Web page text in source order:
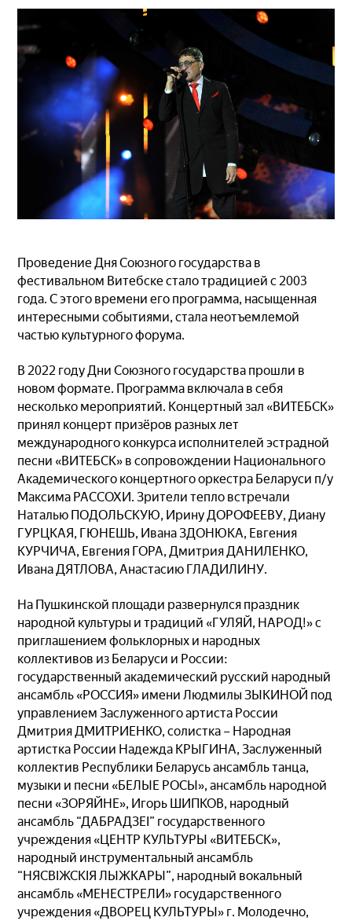
Проведение Дня Союзного государства в
фестивальном Витебске стало традицией с 2003
года. С этого времени его программа, насыщенная
интересными событиями, стала неотъемлемой
частью культурного форума.
В 2022 году Дни Союзного государства прошли в
новом формате. Программа включала в себя
несколько мероприятий. Концертный зал «ВИТЕБСК»
принял концерт призёров разных лет
международного конкурса исполнителей эстрадной
песни «ВИТЕБСК» в сопровождении Национального
Академического концертного оркестра Беларуси п/у
Максима РАССОХИ. Зрители тепло встречали
Наталью ПОДОЛЬСКУЮ, Ирину ДОРОФЕЕВУ, Диану
ГУРЦКАЯ, ГЮНЕШЬ, Ивана ЗДОНЮКА, Евгения
КУРЧИЧА, Евгения ГОРА, Дмитрия ДАНИЛЕНКО,
Ивана ДЯТЛОВА, Анастасию ГЛАДИЛИНУ.
На Пушкинской площади развернулся праздник
народной культуры и традиций «ГУЛЯЙ, НАРОД!» с
приглашением фольклорных и народных
коллективов из Беларуси и России:
государственный академический русский народный
ансамбль «РОССИЯ» имени Людмилы ЗЫКИНОЙ под
управлением Заслуженного артиста России
Дмитрия ДМИТРИЕНКО, солистка – Народная
артистка России Надежда КРЫГИНА, Заслуженный
коллектив Республики Беларусь ансамбль танца,
музыки и песни «БЕЛЫЕ РОСЫ», ансамбль народной
песни «ЗОРЯЙНЕ», Игорь ШИПКОВ, народный
ансамбль “ДАБРАДЗЕІ” государственного
учреждения «ЦЕНТР КУЛЬТУРЫ «ВИТЕБСК»,
народный инструментальный ансамбль
“НЯСВІЖСКІЯ ЛЫЖКАРЫ”, народный вокальный
ансамбль «МЕНЕСТРЕЛИ» государственного
учреждения «ДВОРЕЦ КУЛЬТУРЫ» г. Молодечно,